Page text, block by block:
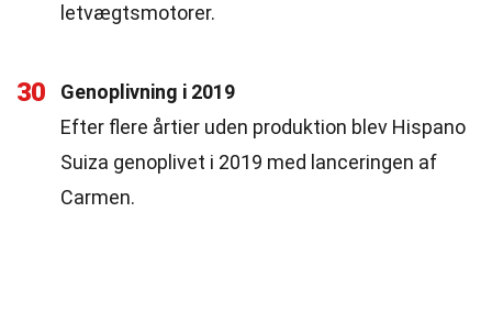
letvægtsmotorer.
30
Genoplivning i 2019
Efter flere årtier uden produktion blev Hispano
Suiza genoplivet i 2019 med lanceringen af
Carmen.